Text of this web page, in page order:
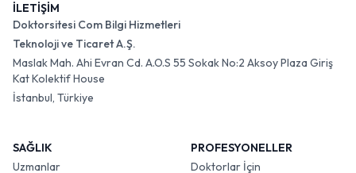
İLETİŞİM
Doktorsitesi Com Bilgi Hizmetleri
Teknoloji ve Ticaret A.Ş.
Maslak Mah. Ahi Evran Cd. A.O.S 55 Sokak No:2 Aksoy Plaza Giriş
Kat Kolektif House
İstanbul, Türkiye
SAĞLIK
Uzmanlar
PROFESYONELLER
Doktorlar İçin